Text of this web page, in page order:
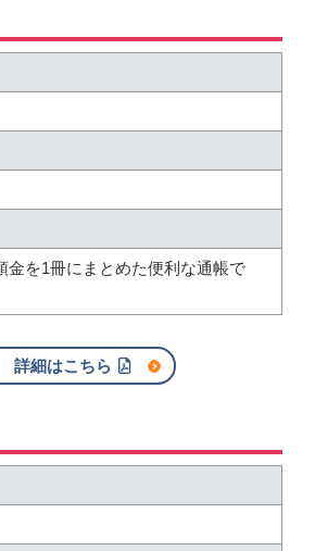
金を1冊にまとめた便利な通帳で
詳細はこちら